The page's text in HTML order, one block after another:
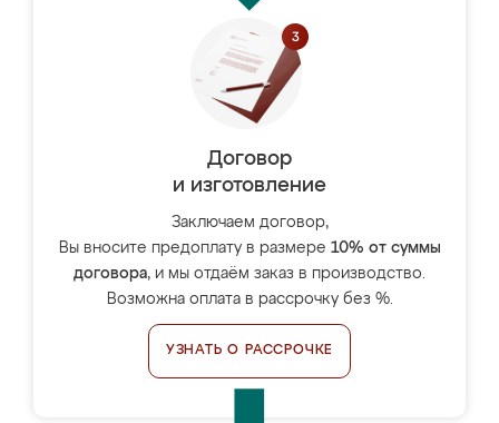
Договор
и изготовление
Заключаем договор,
Вы вносите предоплату в размере 10% от суммы
договора, и мы отдаём заказ в производство.
Возможна оплата в рассрочку без %.
УЗНАТЬ О РАССРОЧКЕ